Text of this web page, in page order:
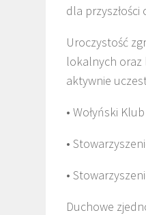
dla
Uroczystość
lokalnych oraz
aktywnie
• Wołyński
•
•
Duchowe